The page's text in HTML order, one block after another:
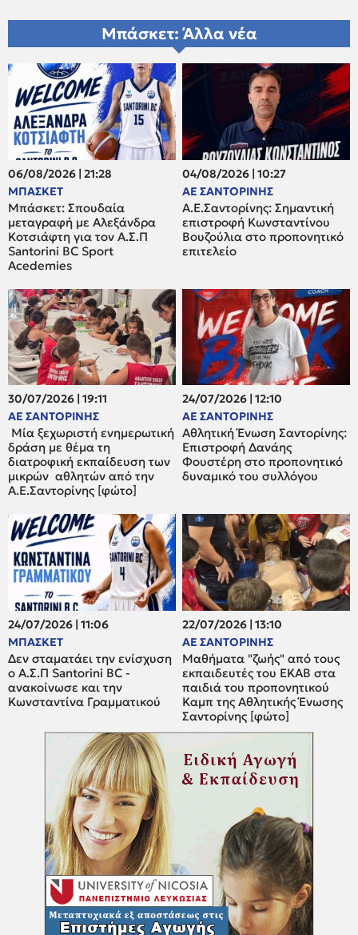
Μπάσκετ: Άλλα νέα
06/08/2026 | 21:28
ΜΠΑΣΚΕΤ
Μπάσκετ: Σπουδαία
μεταγραφή με Αλεξάνδρα
Κοτσιάφτη για τον A.Σ.Π
Santorini BC Sport
Acedemies
04/08/2026 | 10:27
ΑΕ ΣΑΝΤΟΡΙΝΗΣ
Α.Ε.Σαντορίνης: Σημαντική
επιστροφή Κωνσταντίνου
Βουζούλια στο προπονητικό
επιτελείο
30/07/2026 | 19:11
ΑΕ ΣΑΝΤΟΡΙΝΗΣ
Μία ξεχωριστή ενημερωτική
δράση με θέμα τη
διατροφική εκπαίδευση των
μικρών αθλητών από την
Α.Ε.Σαντορίνης [φώτο]
24/07/2026 | 12:10
ΑΕ ΣΑΝΤΟΡΙΝΗΣ
Αθλητική Ένωση Σαντορίνης:
Επιστροφή Δανάης
Φουστέρη στο προπονητικό
δυναμικό του συλλόγου
24/07/2026 | 11:06
ΜΠΑΣΚΕΤ
Δεν σταματάει την ενίσχυση
ο A.Σ.Π Santorini BC -
ανακοίνωσε και την
Κωνσταντίνα Γραμματικού
22/07/2026 | 13:10
ΑΕ ΣΑΝΤΟΡΙΝΗΣ
Μαθήματα "ζωής" από τους
εκπαιδευτές του ΕΚΑΒ στα
παιδιά του προπονητικού
Καμπ της Αθλητικής Ένωσης
Σαντορίνης [φώτο]